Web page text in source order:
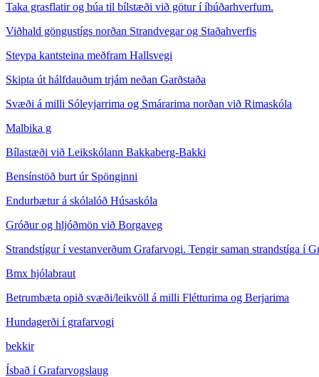
Taka grasflatir og búa til bílstæði við götur í íbúðarhverfum.
Viðhald göngustígs norðan Strandvegar og Staðahverfis
Steypa kantsteina meðfram Hallsvegi
Skipta út hálfdauðum trjám neðan Garðstaða
Svæði á milli Sóleyjarrima og Smárarima norðan við Rimaskóla
Malbika g
Bílastæði við Leikskólann Bakkaberg-Bakki
Bensínstöð burt úr Spönginni
Endurbætur á skólalóð Húsaskóla
Gróður og hljóðmön við Borgaveg
Strandstígur í vestanverðum Grafarvogi. Tengir saman strandstíga í
Bmx hjólabraut
Betrumbæta opið svæði/leikvöll á milli Flétturima og Berjarima
Hundagerði í grafarvogi
bekkir
Ísbað í Grafarvogslaug